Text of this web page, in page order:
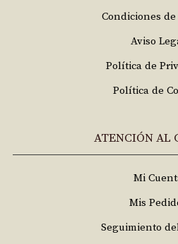
Condiciones
Aviso
Política de
Política de
ATENCIÓN AL
Mi
Mis
Seguimiento